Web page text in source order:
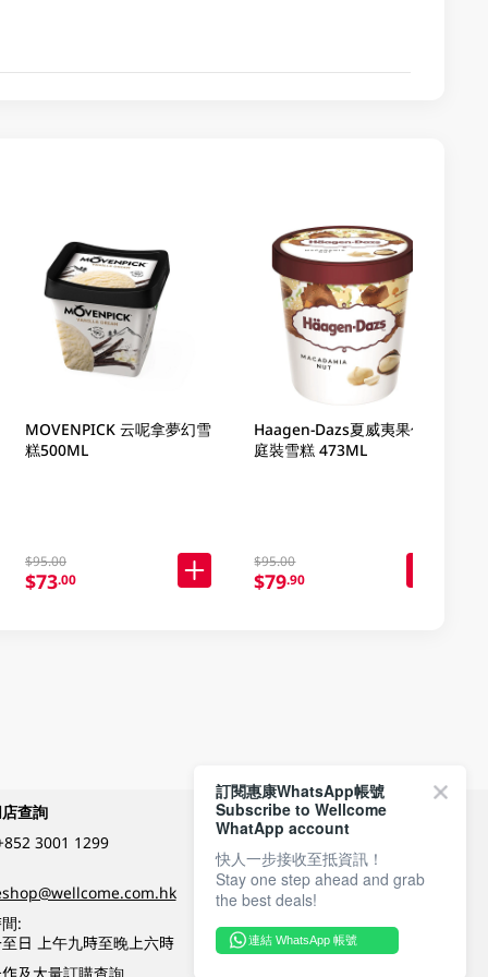
MOVENPICK 云呢拿夢幻雪
糕500ML
$95.00
$73.00
Haagen-Dazs夏威夷果仁家
庭裝雪糕 473ML
$95.00
$79.90
查詢
3001 1299
:
日 上午九時至晚上六時
付款方式
關注我們
訂閱惠康WhatsApp帳號
Subscribe to Wellcome
WhatApp account
快人一步接收至抵資訊！
Stay one step ahead and grab
the best deals!
連結 WhatsApp 帳號